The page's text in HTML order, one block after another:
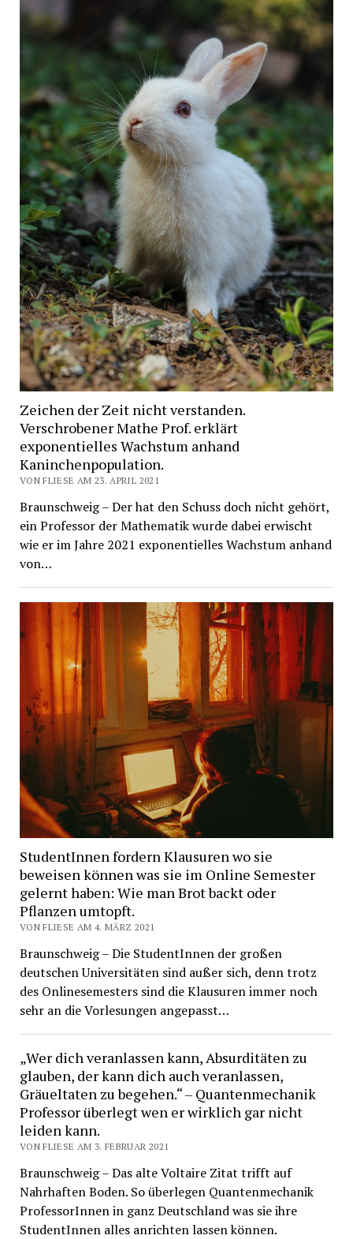
Zeichen der Zeit nicht verstanden.
Verschrobener Mathe Prof. erklärt
exponentielles Wachstum anhand
Kaninchenpopulation.
VON FLIESE AM 23. APRIL 2021
Braunschweig – Der hat den Schuss doch nicht gehört,
ein Professor der Mathematik wurde dabei erwischt
wie er im Jahre 2021 exponentielles Wachstum anhand
von…
StudentInnen fordern Klausuren wo sie
beweisen können was sie im Online Semester
gelernt haben: Wie man Brot backt oder
Pflanzen umtopft.
VON FLIESE AM 4. MÄRZ 2021
Braunschweig – Die StudentInnen der großen
deutschen Universitäten sind außer sich, denn trotz
des Onlinesemesters sind die Klausuren immer noch
sehr an die Vorlesungen angepasst…
„Wer dich veranlassen kann, Absurditäten zu
glauben, der kann dich auch veranlassen,
Gräueltaten zu begehen.“ – Quantenmechanik
Professor überlegt wen er wirklich gar nicht
leiden kann.
VON FLIESE AM 3. FEBRUAR 2021
Braunschweig – Das alte Voltaire Zitat trifft auf
Nahrhaften Boden. So überlegen Quantenmechanik
ProfessorInnen in ganz Deutschland was sie ihre
StudentInnen alles anrichten lassen können.